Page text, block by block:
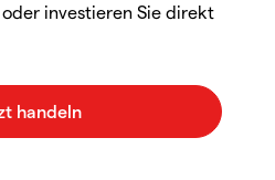
oder investieren Sie direkt